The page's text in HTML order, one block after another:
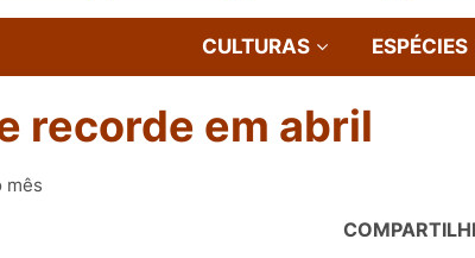
CULTURAS ESPÉCIES
recorde em abril
mês